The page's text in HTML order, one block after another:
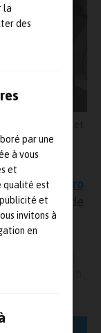
la
des
par une
à vous
et
qualité est
et
invitons à
en
Xavier Pecquet
Bourget,
Isae-Supaéro
Exécutif de
d’une
portant sur
de
scalabilité de